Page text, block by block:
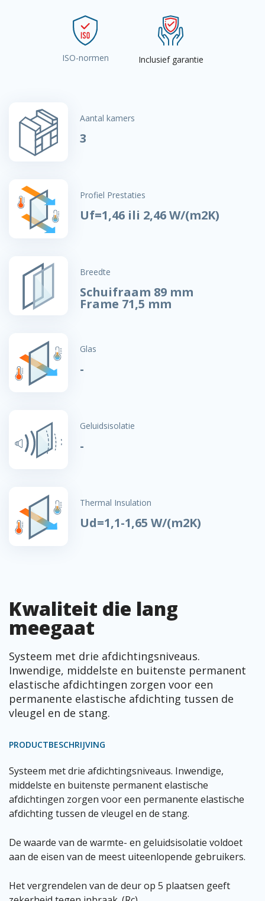
ISO-normen Inclusief garantie
Aantal kamers
3
Profiel Prestaties
Uf=1,46 ili 2,46 W/(m2K)
Breedte
Schuifraam 89 mm
Frame 71,5 mm
Glas
-
Geluidsisolatie
-
Thermal Insulation
Ud=1,1-1,65 W/(m2K)
Kwaliteit die lang
meegaat
Systeem met drie afdichtingsniveaus.
Inwendige, middelste en buitenste permanent
elastische afdichtingen zorgen voor een
permanente elastische afdichting tussen de
vleugel en de stang.
PRODUCTBESCHRIJVING
Systeem met drie afdichtingsniveaus. Inwendige,
middelste en buitenste permanent elastische
afdichtingen zorgen voor een permanente elastische
afdichting tussen de vleugel en de stang.
De waarde van de warmte- en geluidsisolatie voldoet
aan de eisen van de meest uiteenlopende gebruikers.
Het vergrendelen van de deur op 5 plaatsen geeft